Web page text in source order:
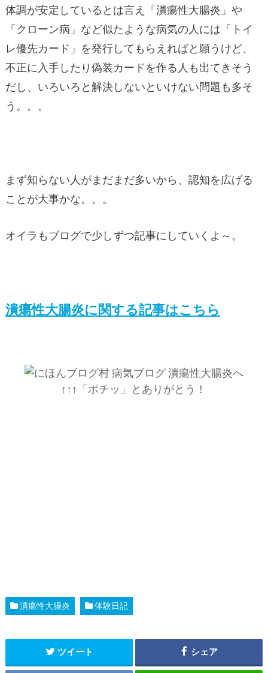
体調が安定しているとは言え「潰瘍性大腸炎」や
「クローン病」など似たような病気の人には「トイ
レ優先カード」を発行してもらえればと願うけど、
不正に入手したり偽装カードを作る人も出てきそう
だし、いろいろと解決しないといけない問題も多そ
う。。。
まず知らない人がまだまだ多いから、認知を広げる
ことが大事かな。。。
オイラもブログで少しずつ記事にしていくよ～。
潰瘍性大腸炎に関する記事はこちら
↑↑↑「ポチッ」とありがとう！
潰瘍性大腸炎 体験日記
ツイート シェア